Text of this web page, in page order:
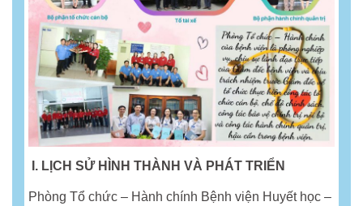
I. LỊCH SỬ HÌNH THÀNH VÀ PHÁT TRIỂN
Phòng Tổ chức – Hành chính Bệnh viện Huyết học –